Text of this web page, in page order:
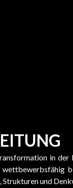
in der
Strukturen und